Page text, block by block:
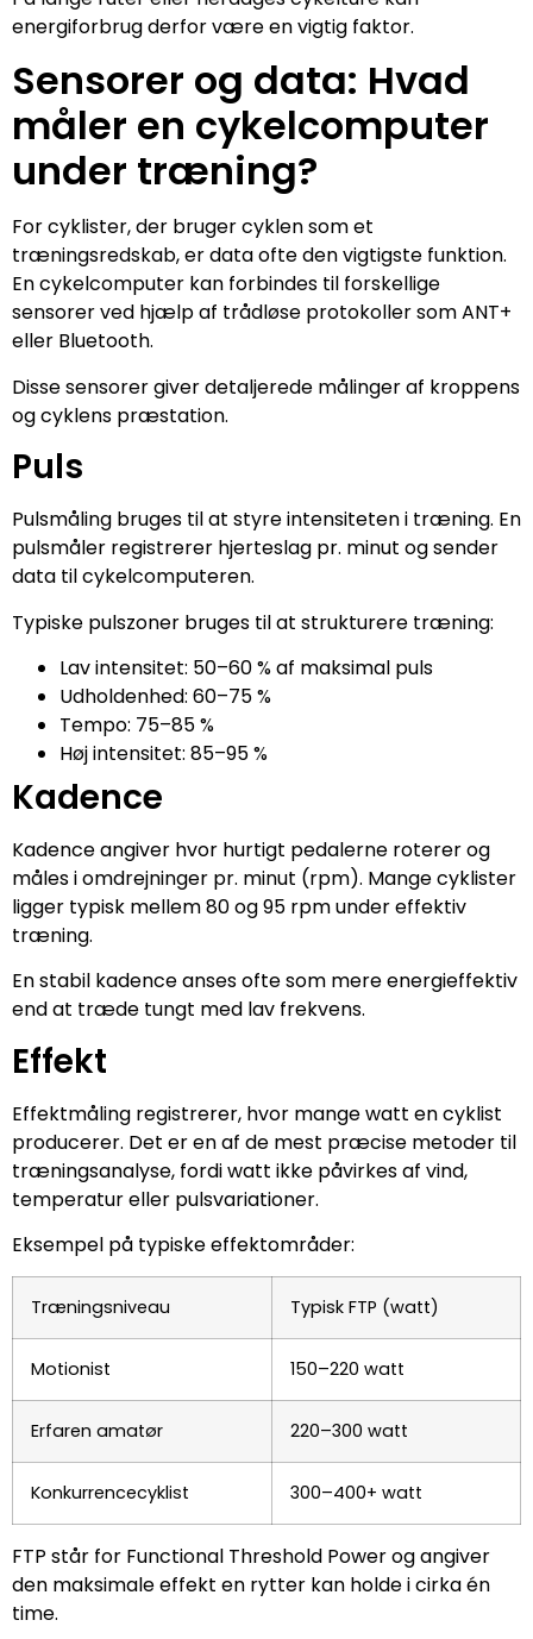
energiforbrug derfor være en vigtig faktor.
Sensorer og data: Hvad
måler en cykelcomputer
under træning?
For cyklister, der bruger cyklen som et
træningsredskab, er data ofte den vigtigste funktion.
En cykelcomputer kan forbindes til forskellige
sensorer ved hjælp af trådløse protokoller som ANT+
eller Bluetooth.
Disse sensorer giver detaljerede målinger af kroppens
og cyklens præstation.
Puls
Pulsmåling bruges til at styre intensiteten i træning. En
pulsmåler registrerer hjerteslag pr. minut og sender
data til cykelcomputeren.
Typiske pulszoner bruges til at strukturere træning:
Lav intensitet: 50–60 % af maksimal puls
Udholdenhed: 60–75 %
Tempo: 75–85 %
Høj intensitet: 85–95 %
Kadence
Kadence angiver hvor hurtigt pedalerne roterer og
måles i omdrejninger pr. minut (rpm). Mange cyklister
ligger typisk mellem 80 og 95 rpm under effektiv
træning.
En stabil kadence anses ofte som mere energieffektiv
end at træde tungt med lav frekvens.
Effekt
Effektmåling registrerer, hvor mange watt en cyklist
producerer. Det er en af de mest præcise metoder til
træningsanalyse, fordi watt ikke påvirkes af vind,
temperatur eller pulsvariationer.
Eksempel på typiske effektområder:
Træningsniveau Typisk FTP (watt)
Motionist 150–220 watt
Erfaren amatør 220–300 watt
Konkurrencecyklist 300–400+ watt
FTP står for Functional Threshold Power og angiver
den maksimale effekt en rytter kan holde i cirka én
time.